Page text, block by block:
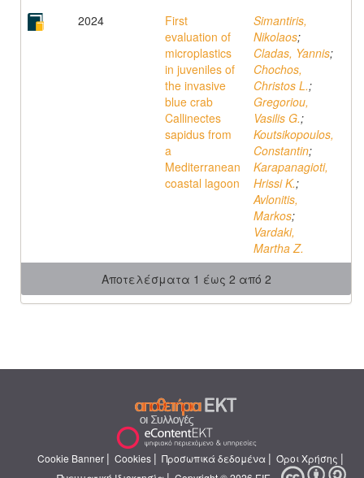
2024
First
evaluation of
microplastics
in juveniles of
the invasive
blue crab
Callinectes
sapidus from
a
Mediterranean
coastal lagoon
Simantiris,
Nikolaos;
Cladas, Yannis;
Chochos,
Christos L.;
Gregoriou,
Vasilis G.;
Koutsikopoulos,
Constantin;
Karapanagioti,
Hrissi K.;
Avlonitis,
Markos;
Vardaki,
Martha Z.
Αποτελέσματα 1 έως 2 από 2
Cookie Banner | Cookies | Προσωπικά δεδομένα | Όροι Χρήσης |